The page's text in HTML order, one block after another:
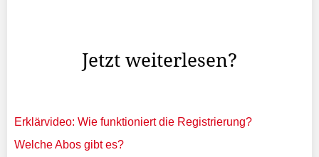
Jetzt weiterlesen?
Erklärvideo: Wie funktioniert die Registrierung?
Welche Abos gibt es?